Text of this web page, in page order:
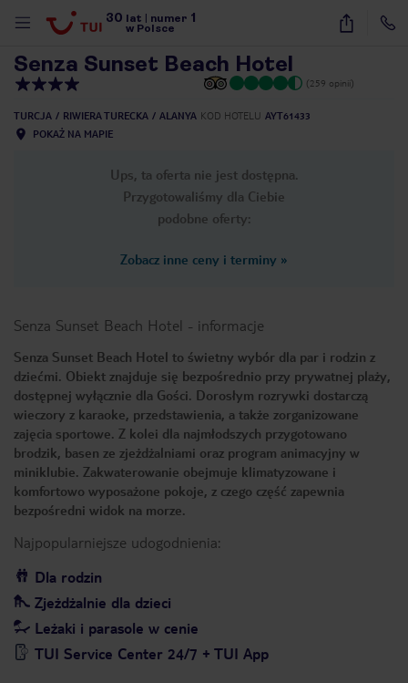
30 lat numer 1
w Polsce
37
Senza Sunset Beach Hotel
(259 opinii)
TURCJA RIWIERA TURECKA ALANYA KOD HOTELU AYT61433
POKAŻ NA MAPIE
Ups, ta oferta nie jest dostępna.
Przygotowaliśmy dla Ciebie
podobne oferty:
Zobacz inne ceny i terminy »
Senza Sunset Beach Hotel - informacje
Senza Sunset Beach Hotel to świetny wybór dla par i rodzin z
dziećmi. Obiekt znajduje się bezpośrednio przy prywatnej plaży,
dostępnej wyłącznie dla Gości. Dorosłym rozrywki dostarczą
wieczory z karaoke, przedstawienia, a także zorganizowane
zajęcia sportowe. Z kolei dla najmłodszych przygotowano
brodzik, basen ze zjeżdżalniami oraz program animacyjny w
miniklubie. Zakwaterowanie obejmuje klimatyzowane i
komfortowo wyposażone pokoje, z czego część zapewnia
bezpośredni widok na morze.
Najpopularniejsze udogodnienia:
Dla rodzin
Zjeżdżalnie dla dzieci
Leżaki i parasole w cenie
TUI Service Center 24/7 + TUI App